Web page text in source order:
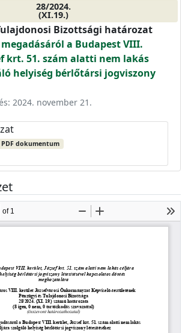
28/2024.
(XI.19.)
Bizottsági határozat
a Budapest VIII.
krt. 51. szám alatti nem lakás
helyiség bérlőtársi jogviszony
2024. november 21.
PDF dokumentum